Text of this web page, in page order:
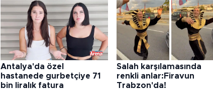
Antalya'da özel
hastanede gurbetçiye 71
bin liralık fatura
Salah karşılamasında
renkli anlar:Firavun
Trabzon'da!